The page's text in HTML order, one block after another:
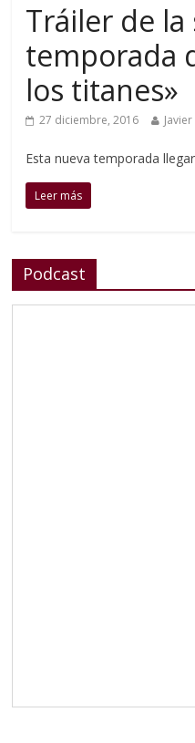
Tráiler de la
temporada
los titanes»
27 diciembre, 2016
Esta nueva temporada
Leer más
Podcast